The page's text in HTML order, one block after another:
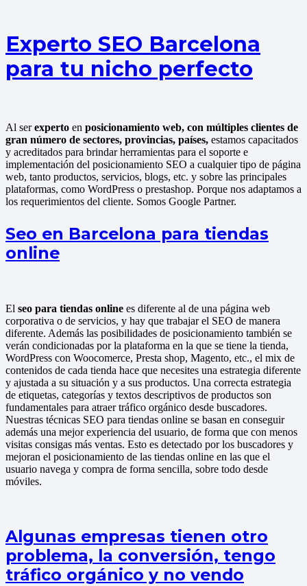
Experto SEO Barcelona
para tu nicho perfecto
Al serexperto en posicionamiento web, con múltiples clientes de
gran número de sectores, provincias, países, estamos capacitados
y acreditados para brindar herramientas para el soporte e
implementación del posicionamiento SEO a cualquier tipo de página
web, tanto productos, servicios, blogs, etc. y sobre las principales
plataformas, como WordPress o prestashop. Porque nos adaptamos a
los requerimientos del cliente. Somos Google Partner.
Seo en Barcelona para tiendas
online
El seo para tiendas online es diferente al de una página web
corporativa o de servicios, y hay que trabajar el SEO de manera
diferente. Además las posibilidades de posicionamiento también se
verán condicionadas por la plataforma en la que se tiene la tienda,
WordPress con Woocomerce, Presta shop, Magento, etc., el mix de
contenidos de cada tienda hace que necesites una estrategia diferente
y ajustada a su situación y a sus productos. Una correcta estrategia
de etiquetas, categorías y textos descriptivos de productos son
fundamentales para atraer tráfico orgánico desde buscadores.
Nuestras técnicas SEO para tiendas online se basan en conseguir
además una mejor experiencia del usuario, de forma que con menos
visitas consigas más ventas. Esto es detectado por los buscadores y
mejoran el posicionamiento de las tiendas online en las que el
usuario navega y compra de forma sencilla, sobre todo desde
móviles.
Algunas empresas tienen otro
problema, la conversión, tengo
tráfico orgánico y no vendo